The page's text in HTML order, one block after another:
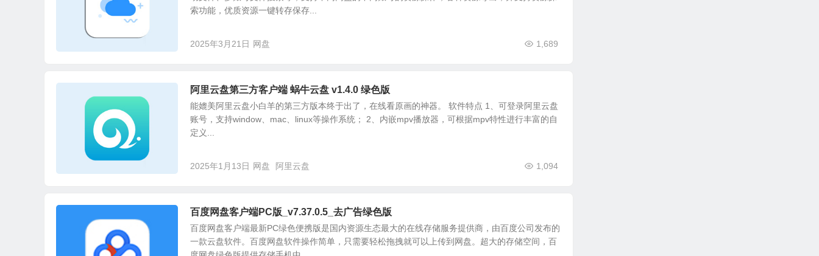
索功能，优质资源一键转存保存...
2025年3月21日 1,689
网盘
阿里云盘第三方客户端 蜗牛云盘 v1.4.0 绿色版
能媲美阿里云盘小白羊的第三方版本终于出了，在线看原画的神器。 软件特点 1、可登录阿里云盘
账号，支持window、mac、linux等操作系统； 2、内嵌mpv播放器，可根据mpv特性进行丰富的自
定义...
2025年1月13日 1,094
网盘 阿里云盘
百度网盘客户端PC版_v7.37.0.5_去广告绿色版
百度网盘客户端最新PC绿色便携版是国内资源生态最大的在线存储服务提供商，由百度公司发布的
一款云盘软件。百度网盘软件操作简单，只需要轻松拖拽就可以上传到网盘。超大的存储空间，百